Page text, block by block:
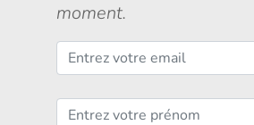
moment.